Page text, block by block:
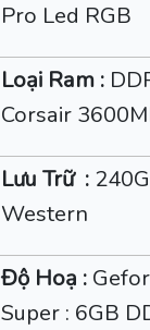
Pro Led RGB
Loại Ram :
Corsair
Lưu Trữ :
Western
Độ Hoạ :
Super : 6GB